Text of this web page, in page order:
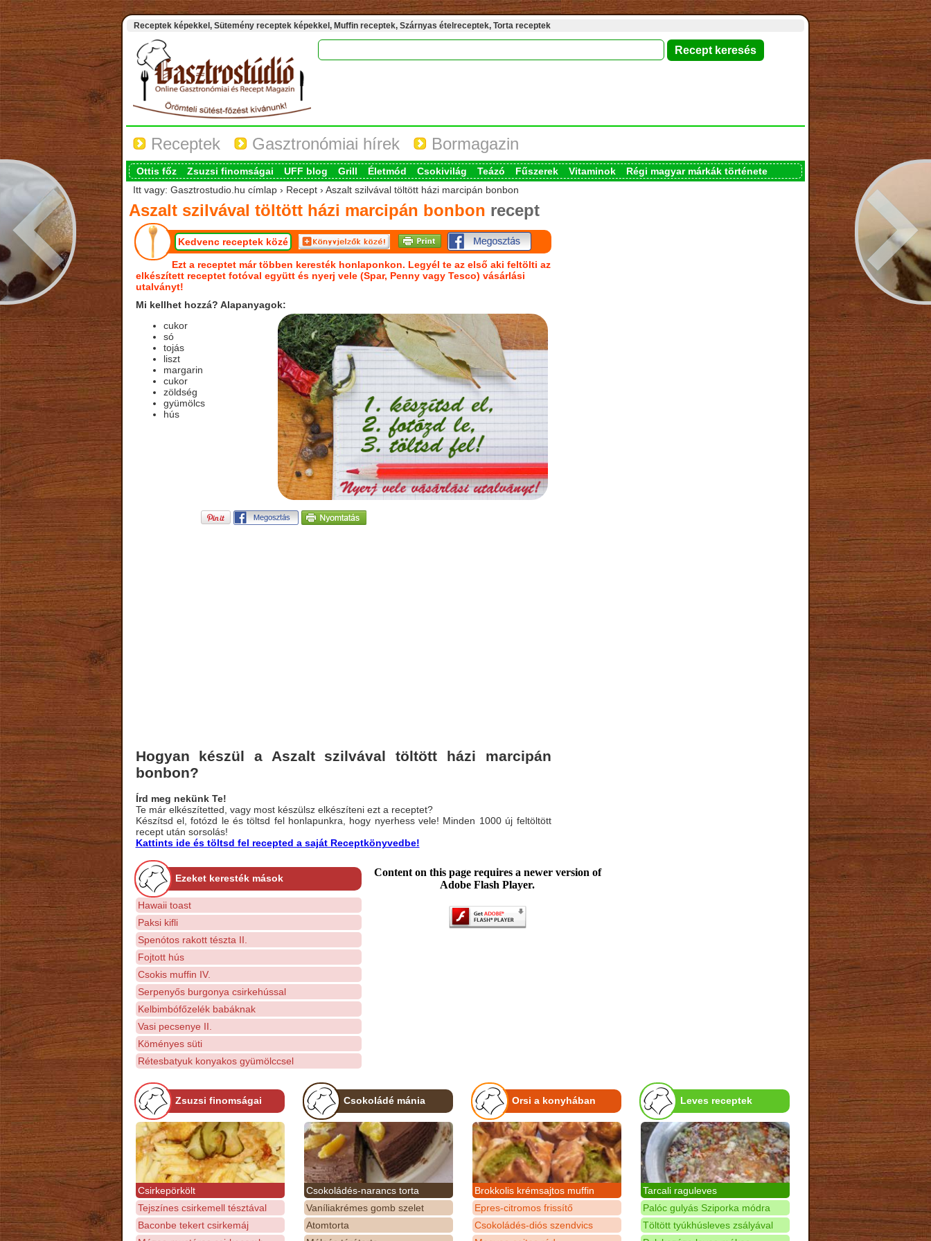
Receptek képekkel, Sütemény receptek képekkel, Muffin receptek, Szárnyas ételreceptek, Torta receptek
Receptek Gasztronómiai hírek Bormagazin
Ottis főz Zsuzsi finomságai UFF blog Grill Életmód Csokivilág Teázó Fűszerek Vitaminok
Régi magyar márkák története
Itt vagy: Gasztrostudio.hu címlap › Recept › Aszalt szilvával töltött házi marcipán bonbon
Aszalt szilvával töltött házi marcipán bonbon recept
Kedvenc receptek közé
Ezt a receptet már többen keresték honlaponkon. Legyél te az első aki feltölti az
elkészített receptet fotóval együtt és nyerj vele (Spar, Penny vagy Tesco) vásárlási
utalványt!
Mi kellhet hozzá? Alapanyagok:
cukor
só
tojás
liszt
margarin
cukor
zöldség
gyümölcs
hús
Hogyan készül a Aszalt szilvával töltött házi marcipán
bonbon?
Írd meg nekünk Te!
Te már elkészítetted, vagy most készülsz elkészíteni ezt a receptet?
Készítsd el, fotózd le és töltsd fel honlapunkra, hogy nyerhess vele! Minden 1000 új feltöltött
recept után sorsolás!
Kattints ide és töltsd fel recepted a saját Receptkönyvedbe!
Ezeket keresték mások
Hawaii toast
Paksi kifli
Spenótos rakott tészta II.
Fojtott hús
Csokis muffin IV.
Serpenyős burgonya csirkehússal
Kelbimbófőzelék babáknak
Vasi pecsenye II.
Köményes süti
Rétesbatyuk konyakos gyümölccsel
Content on this page requires a newer version of
Adobe Flash Player.
Zsuzsi finomságai
Csirkepörkölt
Tejszínes csirkemell tésztával
Baconbe tekert csirkemáj
Csokoládé mánia
Csokoládés-narancs torta
Vaníliakrémes gomb szelet
Atomtorta
Orsi a konyhában
Brokkolis krémsajtos muffin
Epres-citromos frissítő
Csokoládés-diós szendvics
Leves receptek
Tarcali raguleves
Palóc gulyás Sziporka módra
Töltött tyúkhúsleves zsályával